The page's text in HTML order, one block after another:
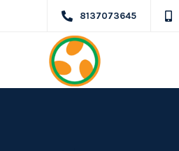
8137073645